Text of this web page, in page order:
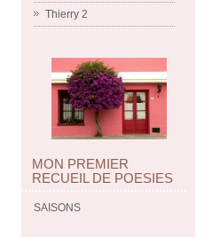
Thierry 2
MON PREMIER
RECUEIL DE POESIES
SAISONS